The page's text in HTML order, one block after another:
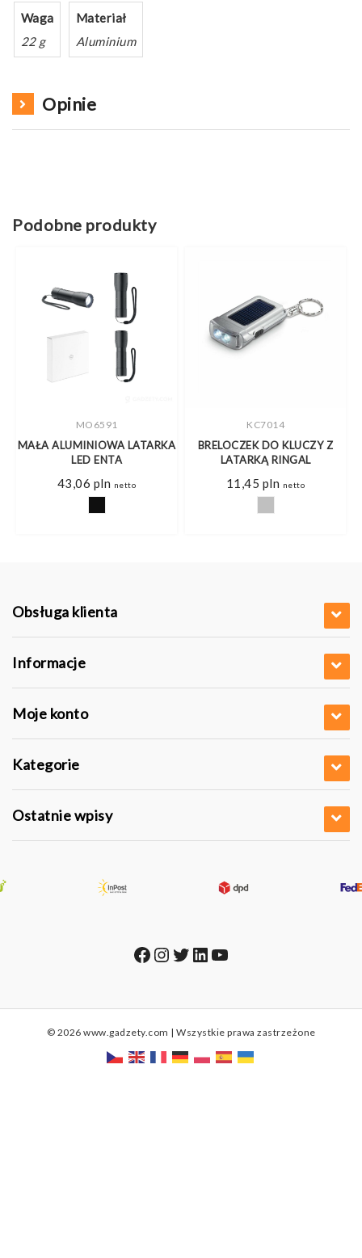
Waga
22 g
Materiał
Aluminium
Opinie
Podobne produkty
MO6591
MAŁA ALUMINIOWA LATARKA
LED ENTA
43,06 pln netto
KC7014
BRELOCZEK DO KLUCZY Z
LATARKĄ RINGAL
11,45 pln netto
Obsługa klienta
Informacje
Moje konto
Kategorie
Ostatnie wpisy
Facebook
Instagram
Twitter
LinkedIn
YouTube
© 2026 www.gadzety.com | Wszystkie prawa zastrzeżone